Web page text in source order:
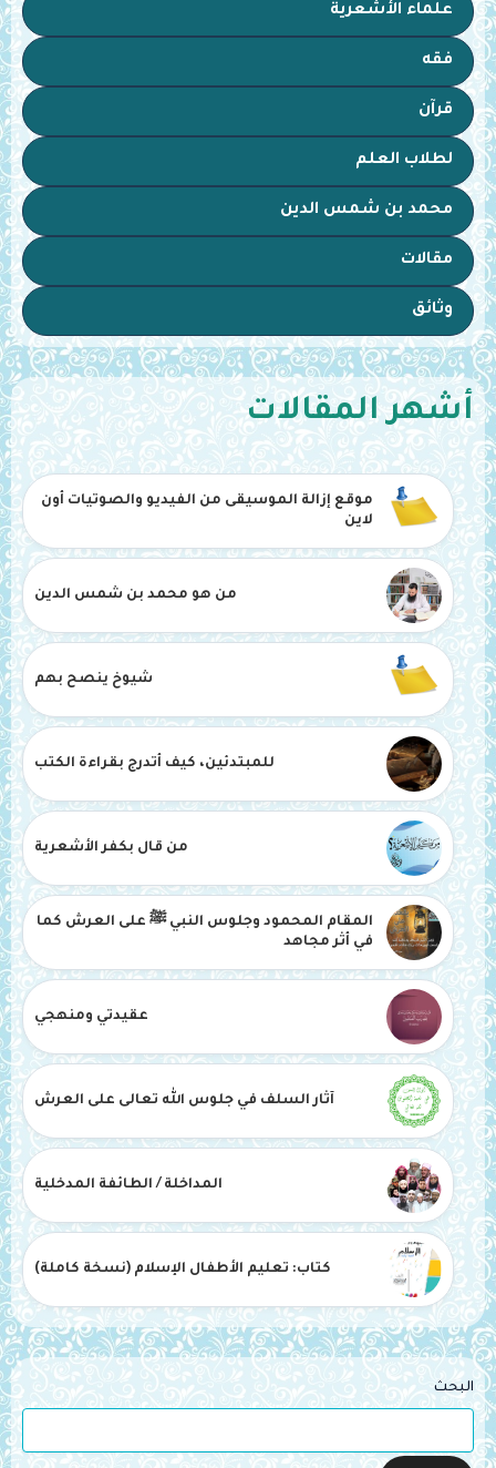
علماء الأشعرية
فقه
قرآن
لطلاب العلم
محمد بن شمس الدين
مقالات
وثائق
أشهر المقالات
موقع إزالة الموسيقى من الفيديو والصوتيات أون
لاين
من هو محمد بن شمس الدين
شيوخ ينصح بهم
للمبتدئين، كيف أتدرج بقراءة الكتب
من قال بكفر الأشعرية
المقام المحمود وجلوس النبي ﷺ على العرش كما
في أثر مجاهد
عقيدتي ومنهجي
آثار السلف في جلوس الله تعالى على العرش
المداخلة / الطائفة المدخلية
كتاب: تعليم الأطفال الإسلام (نسخة كاملة)
البحث